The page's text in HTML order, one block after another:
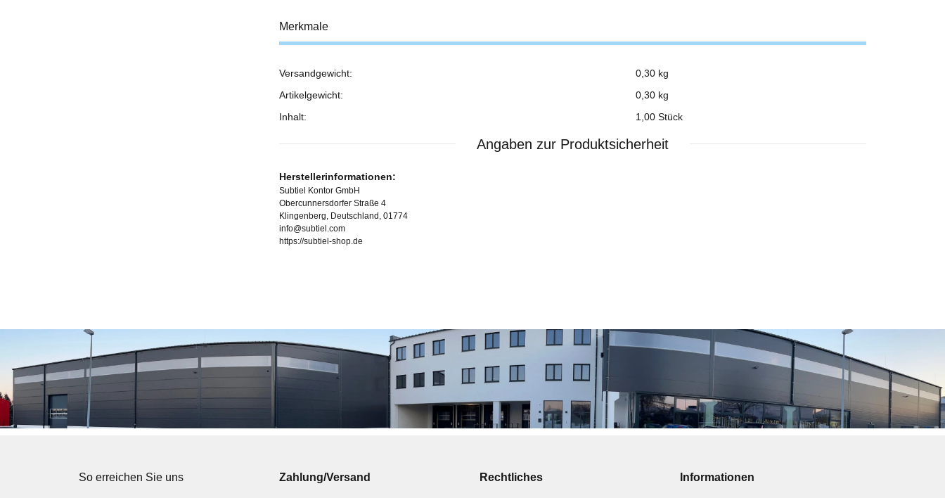
Merkmale
Produkteigenschaft
Wert
Versandgewicht:
0,30 kg
Artikelgewicht:
0,30 kg
Inhalt:
1,00 Stück
Angaben zur Produktsicherheit
Herstellerinformationen:
Subtiel Kontor GmbH
Obercunnersdorfer Straße 4
Klingenberg, Deutschland, 01774
info@subtiel.com
https://subtiel-shop.de
So erreichen Sie uns Zahlung/Versand Rechtliches Informationen